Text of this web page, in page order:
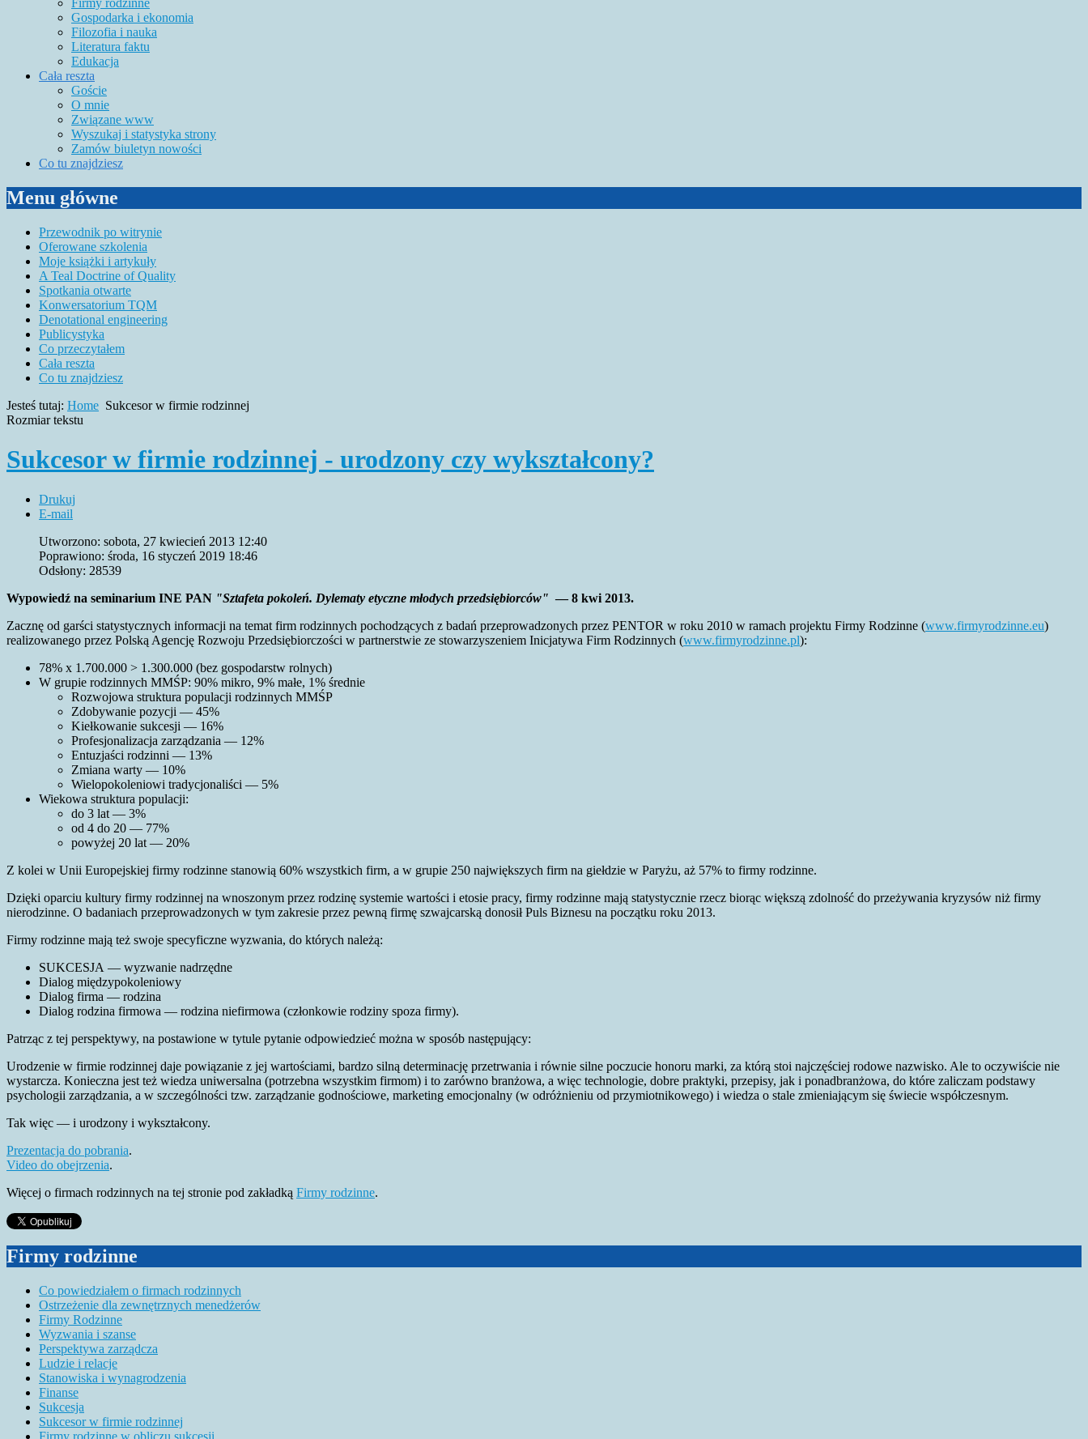
Firmy rodzinne
Gospodarka i ekonomia
Filozofia i nauka
Literatura faktu
Edukacja
Cała reszta
Goście
O mnie
Związane www
Wyszukaj i statystyka strony
Zamów biuletyn nowości
Co tu znajdziesz
Menu główne
Przewodnik po witrynie
Oferowane szkolenia
Moje książki i artykuły
A Teal Doctrine of Quality
Spotkania otwarte
Konwersatorium TQM
Denotational engineering
Publicystyka
Co przeczytałem
Cała reszta
Co tu znajdziesz
Jesteś tutaj: Home Sukcesor w firmie rodzinnej
Rozmiar tekstu
Sukcesor w firmie rodzinnej - urodzony czy wykształcony?
Drukuj
E-mail
Utworzono: sobota, 27 kwiecień 2013 12:40
Poprawiono: środa, 16 styczeń 2019 18:46
Odsłony: 28539
Wypowiedź na seminarium INE PAN "Sztafeta pokoleń. Dylematy etyczne młodych przedsiębiorców" — 8 kwi 2013.
Zacznę od garści statystycznych informacji na temat firm rodzinnych pochodzących z badań przeprowadzonych przez PENTOR w roku 2010 w ramach projektu Firmy Rodzinne (www.firmyrodzinne.eu)
realizowanego przez Polską Agencję Rozwoju Przedsiębiorczości w partnerstwie ze stowarzyszeniem Inicjatywa Firm Rodzinnych (www.firmyrodzinne.pl):
78% x 1.700.000 > 1.300.000 (bez gospodarstw rolnych)
W grupie rodzinnych MMŚP: 90% mikro, 9% małe, 1% średnie
Rozwojowa struktura populacji rodzinnych MMŚP
Zdobywanie pozycji — 45%
Kiełkowanie sukcesji — 16%
Profesjonalizacja zarządzania — 12%
Entuzjaści rodzinni — 13%
Zmiana warty — 10%
Wielopokoleniowi tradycjonaliści — 5%
Wiekowa struktura populacji:
do 3 lat — 3%
od 4 do 20 — 77%
powyżej 20 lat — 20%
Z kolei w Unii Europejskiej firmy rodzinne stanowią 60% wszystkich firm, a w grupie 250 największych firm na giełdzie w Paryżu, aż 57% to firmy rodzinne.
Dzięki oparciu kultury firmy rodzinnej na wnoszonym przez rodzinę systemie wartości i etosie pracy, firmy rodzinne mają statystycznie rzecz biorąc większą zdolność do przeżywania kryzysów niż firmy
nierodzinne. O badaniach przeprowadzonych w tym zakresie przez pewną firmę szwajcarską donosił Puls Biznesu na początku roku 2013.
Firmy rodzinne mają też swoje specyficzne wyzwania, do których należą:
SUKCESJA — wyzwanie nadrzędne
Dialog międzypokoleniowy
Dialog firma — rodzina
Dialog rodzina firmowa — rodzina niefirmowa (członkowie rodziny spoza firmy).
Patrząc z tej perspektywy, na postawione w tytule pytanie odpowiedzieć można w sposób następujący:
Urodzenie w firmie rodzinnej daje powiązanie z jej wartościami, bardzo silną determinację przetrwania i równie silne poczucie honoru marki, za którą stoi najczęściej rodowe nazwisko. Ale to oczywiście nie
wystarcza. Konieczna jest też wiedza uniwersalna (potrzebna wszystkim firmom) i to zarówno branżowa, a więc technologie, dobre praktyki, przepisy, jak i ponadbranżowa, do które zaliczam podstawy
psychologii zarządzania, a w szczególności tzw. zarządzanie godnościowe, marketing emocjonalny (w odróżnieniu od przymiotnikowego) i wiedza o stale zmieniającym się świecie współczesnym.
Tak więc — i urodzony i wykształcony.
Prezentacja do pobrania.
Video do obejrzenia.
Więcej o firmach rodzinnych na tej stronie pod zakładką Firmy rodzinne.
Firmy rodzinne
Co powiedziałem o firmach rodzinnych
Ostrzeżenie dla zewnętrznych menedżerów
Firmy Rodzinne
Wyzwania i szanse
Perspektywa zarządcza
Ludzie i relacje
Stanowiska i wynagrodzenia
Finanse
Sukcesja
Sukcesor w firmie rodzinnej
Firmy rodzinne w obliczu sukcesji